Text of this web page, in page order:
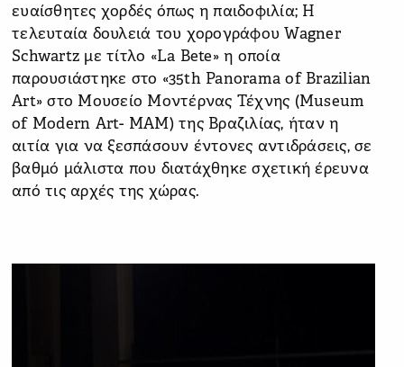
ευαίσθητες χορδές όπως η παιδοφιλία; Η
τελευταία δουλειά του χορογράφου Wagner
Schwartz με τίτλο «La Bete» η οποία
παρουσιάστηκε στο «35th Panorama of Brazilian
Art» στο Μουσείο Μοντέρνας Τέχνης (Museum
of Modern Art- MAM) της Βραζιλίας, ήταν η
αιτία για να ξεσπάσουν έντονες αντιδράσεις, σε
βαθμό μάλιστα που διατάχθηκε σχετική έρευνα
από τις αρχές της χώρας.